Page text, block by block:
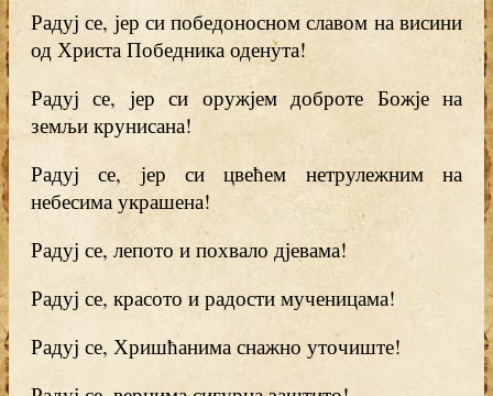
Радуј се, јер си победоносном славом на висини
од Христа Победника оденута!
Радуј се, јер си оружјем доброте Божје на
земљи крунисана!
Радуј се, јер си цвећем нетрулежним на
небесима украшена!
Радуј се, лепото и похвало дјевама!
Радуј се, красото и радости мученицама!
Радуј се, Хришћанима снажно уточиште!